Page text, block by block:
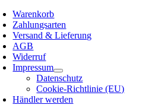
Warenkorb
Zahlungsarten
Versand & Lieferung
AGB
Widerruf
Impressum
Datenschutz
Cookie-Richtlinie (EU)
Händler werden